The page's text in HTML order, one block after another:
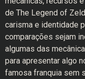
de The Legend of
carisma e identidade
comparações sejam
algumas das
para apresentar algo
famosa franquia sem